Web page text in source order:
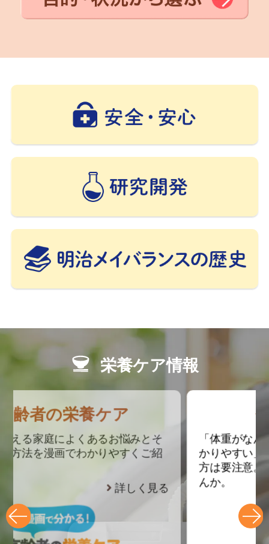
栄養ケア情報
低栄養とは？
「体重がなんだか減ってきた」「風邪にか
かりやすい」「体力が落ちてきた」そんな
方は要注意。年齢のせいだと思っていませ